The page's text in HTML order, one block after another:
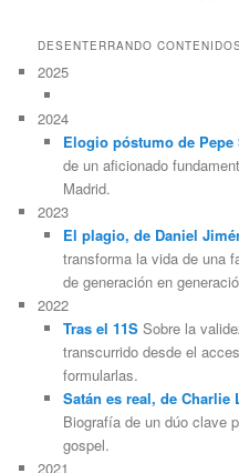
DESENTERRANDO
2025
2024
Elogio póstumo de
de un aficionado
Madrid.
2023
El plagio, de Daniel
transforma la vida de una
de generación en
2022
Tras el 11SSobre la
transcurrido desde el
formularlas.
Satán es real, de
Biografía de un dúo clave
gospel.
2021